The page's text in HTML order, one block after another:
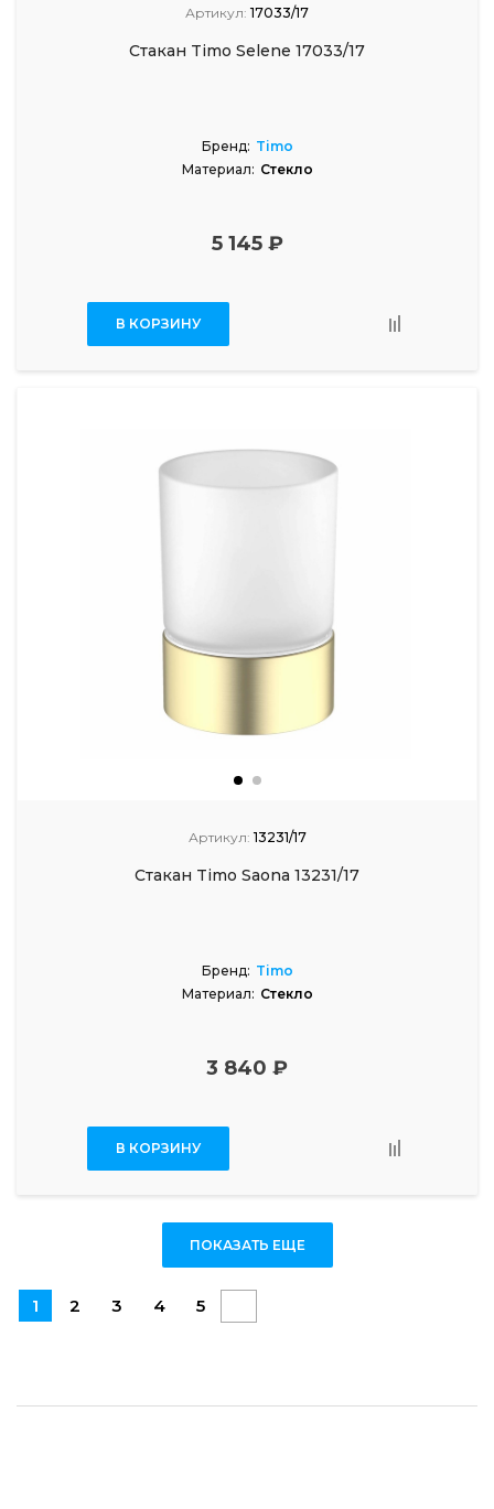
Артикул: 17033/17
Стакан Timo Selene 17033/17
Бренд: Timo
Материал: Стекло
5 145 ₽
В КОРЗИНУ
Артикул: 13231/17
Стакан Timo Saona 13231/17
Бренд: Timo
Материал: Стекло
3 840 ₽
В КОРЗИНУ
ПОКАЗАТЬ ЕЩЕ
1 2 3 4 5